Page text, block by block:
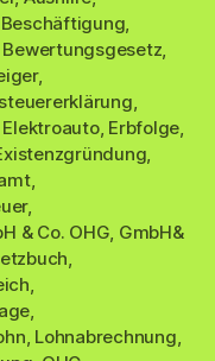
Beschäftigung,
Bewertungsgesetz,
,
,
Elektroauto, Erbfolge,
,
,
,
& Co. OHG, GmbH&
,
,
,
, Lohnabrechnung,